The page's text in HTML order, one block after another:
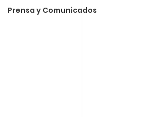
Prensa y Comunicados